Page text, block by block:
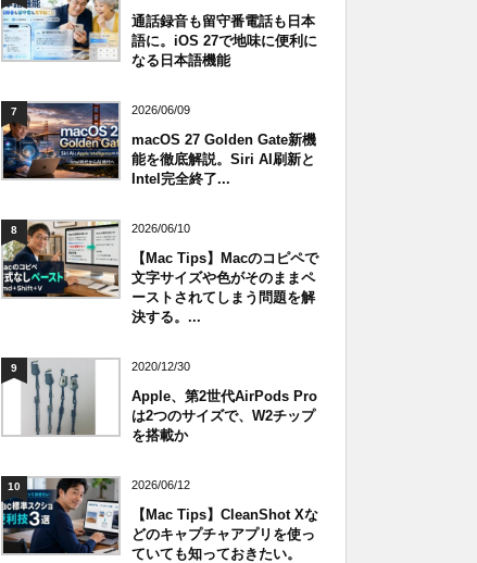
通話録音も留守番電話も日本
語に。iOS 27で地味に便利に
なる日本語機能
7 2026/06/09
macOS 27 Golden Gate新機
能を徹底解説。Siri AI刷新と
Intel完全終了...
8 2026/06/10
【Mac Tips】Macのコピペで
文字サイズや色がそのままペ
ーストされてしまう問題を解
決する。...
9 2020/12/30
Apple、第2世代AirPods Pro
は2つのサイズで、W2チップ
を搭載か
10 2026/06/12
【Mac Tips】CleanShot Xな
どのキャプチャアプリを使っ
ていても知っておきたい。